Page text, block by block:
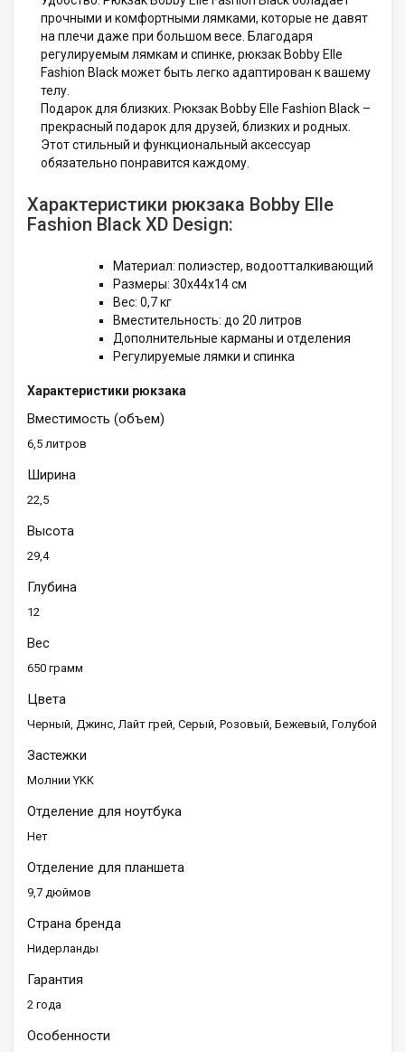
прочными и комфортными лямками, которые не давят
на плечи даже при большом весе. Благодаря
регулируемым лямкам и спинке, рюкзак Bobby Elle
Fashion Black может быть легко адаптирован к вашему
телу.
Подарок для близких. Рюкзак Bobby Elle Fashion Black –
прекрасный подарок для друзей, близких и родных.
Этот стильный и функциональный аксессуар
обязательно понравится каждому.
Характеристики рюкзака Bobby Elle
Fashion Black XD Design:
Материал: полиэстер, водоотталкивающий
Размеры: 30х44х14 см
Вес: 0,7 кг
Вместительность: до 20 литров
Дополнительные карманы и отделения
Регулируемые лямки и спинка
Характеристики рюкзака
Вместимость (объем)
6,5 литров
Ширина
22,5
Высота
29,4
Глубина
12
Вес
650 грамм
Цвета
Черный, Джинс, Лайт грей, Серый, Розовый, Бежевый, Голубой
Застежки
Молнии YKK
Отделение для ноутбука
Нет
Отделение для планшета
9,7 дюймов
Страна бренда
Нидерланды
Гарантия
2 года
Особенности